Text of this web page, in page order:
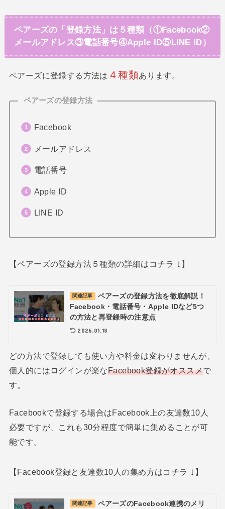
ペアーズの「登録方法」は５種類（①Facebook②
メールアドレス③電話番号④Apple ID⑤LINE ID）
ペアーズに登録する方法は ４種類あります。
ペアーズの登録方法
Facebook
メールアドレス
電話番号
Apple ID
LINE ID
【ペアーズの登録方法５種類の詳細はコチラ ↓ 】
関連記事
ペアーズの登録方法を徹底解説！
Facebook・電話番号・Apple IDなど5つ
の方法と再登録時の注意点
2026.01.18
どの方法で登録しても使い方や料金は変わりませんが、
個人的にはログインが楽なFacebook登録がオススメで
す。
Facebookで登録する場合はFacebook上の友達数10人
必要ですが、これも30分程度で簡単に集めることが可
能です。
【Facebook登録と友達数10人の集め方はコチラ ↓ 】
関連記事
ペアーズのFacebook連携のメリ